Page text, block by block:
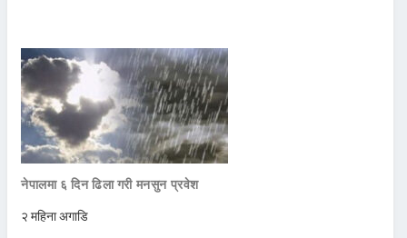
नेपालमा ६ दिन ढिला गरी मनसुन प्रवेश
२ महिना अगाडि